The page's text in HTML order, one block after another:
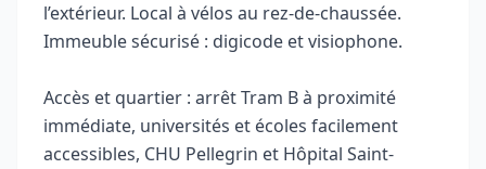
l’extérieur. Local à vélos au rez-de-chaussée.
Immeuble sécurisé : digicode et visiophone.
Accès et quartier : arrêt Tram B à proximité
immédiate, universités et écoles facilement
accessibles, CHU Pellegrin et Hôpital Saint-